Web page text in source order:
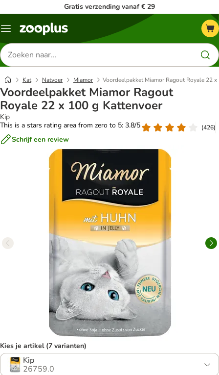
Gratis verzending vanaf € 29
Menu
Zoeken
naar
producten
Kat Natvoer Miamor Voordeelpakket Miamor Ragout Royale 22
Voordeelpakket Miamor Ragout
Royale 22 x 100 g Kattenvoer
Kip
This is a stars rating area from zero to 5: 3.8/5
(426)
Schrijf een review
Kies je artikel (7 varianten)
Kip
26759.0